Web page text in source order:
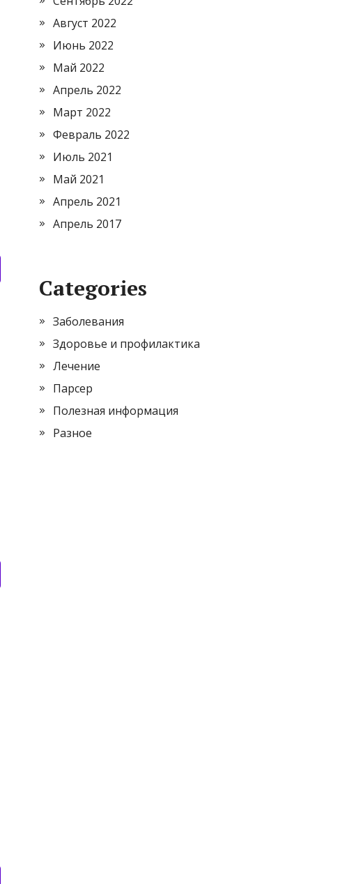
Август 2022
Июнь 2022
Май 2022
Апрель 2022
Март 2022
Февраль 2022
Июль 2021
Май 2021
Апрель 2021
Апрель 2017
Categories
Заболевания
Здоровье и профилактика
Лечение
Парсер
Полезная информация
Разное